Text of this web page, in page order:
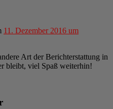
11. Dezember 2016 um
Art der Berichterstattung in
bleibt, viel Spaß weiterhin!